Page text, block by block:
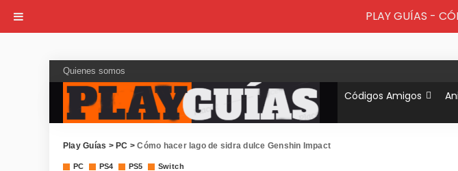
Quienes somos
Códigos Amigos
Play Guías > PC >Cómo hacer lago de sidra dulce Genshin Impact
PC PS4 PS5 Switch
PLAY GUÍAS -